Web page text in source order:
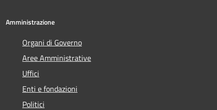
Amministrazione
Organi di Governo
Aree Amministrative
Uffici
Enti e fondazioni
Politici